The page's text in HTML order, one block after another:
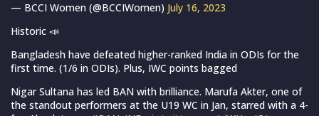
— BCCI Women (@BCCIWomen) July 16, 2023
Historic 📣
Bangladesh have defeated higher-ranked India in ODIs for the
first time. (1/6 in ODIs). Plus, IWC points bagged
Nigar Sultana has led BAN with brilliance. Marufa Akter, one of
the standout performers at the U19 WC in Jan, starred with a 4-